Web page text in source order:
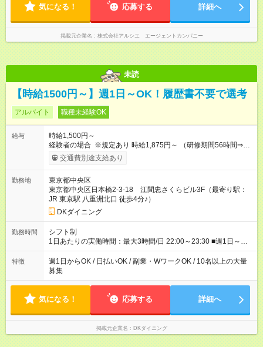
気になる！ 応募する 詳細へ
掲載元企業名 株式会社アルシエ エージェントカンパニー
未読
【時給1500円～】週1日～OK！履歴書不要で選考
アルバイト 職種未経験OK
給与
時給1,500円～
経験者の場合 ※規定あり 時給1,875円～ （研修期間56時間⇒変
動なし） ■昇給あり（年2回）⇒トレーナーになったら…通常時
給+300円！ ■食事補助あり⇒1食200円最大 ■友人紹介制度あり
交通費別途支給あり
勤務地
東京都中央区
東京都中央区日本橋2-3-18 江間忠さくらビル3F（最寄り駅：
JR 東京駅 八重洲北口 徒歩4分♪）
DKダイニング
勤務時間
シフト制
1日あたりの実働時間：最大3時間/日 22:00～23:30 ■週1日～
OK◎ ■1日3時間～OK ■勤務時間の変動の可能性あり ■22時以降
勤務は18歳以上(法令による) ■自由シフト制
特徴
週1日からOK / 日払いOK / 副業・WワークOK / 10名以上の大量
募集
気になる！ 応募する 詳細へ
掲載元企業名 DKダイニング